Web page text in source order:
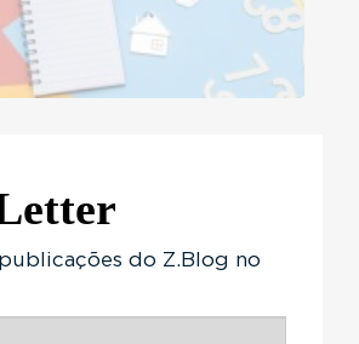
publicações do Z.Blog no